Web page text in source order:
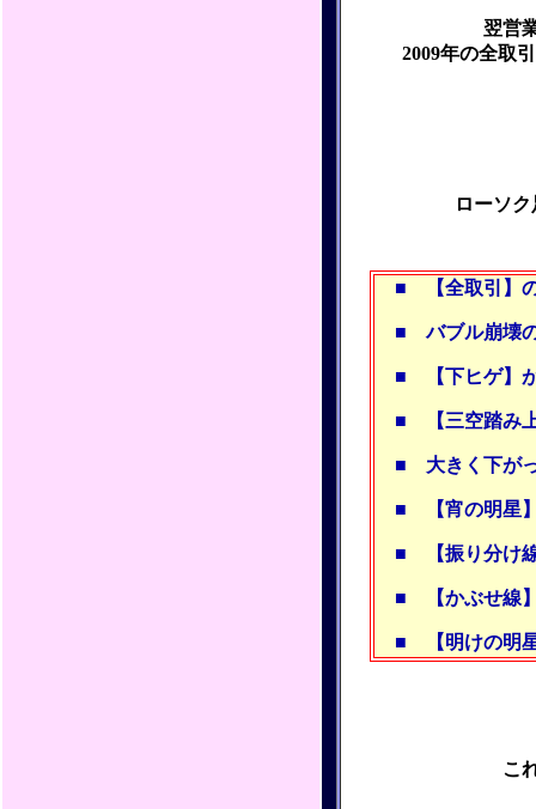
翌営
2009年の全取
ローソ
■ 【全取引】
■バブル崩壊
■ 【下ヒゲ】
■ 【三空踏み
■ 大きく下が
■ 【宵の明星
■ 【振り分け
■ 【かぶせ線
■ 【明けの明
こ